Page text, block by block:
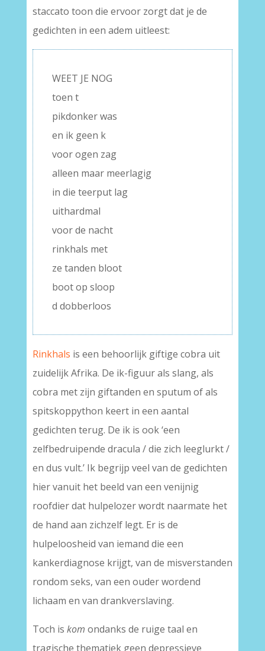
staccato toon die ervoor zorgt dat je de
gedichten in een adem uitleest:
WEET JE NOG
toen t
pikdonker was
en ik geen k
voor ogen zag
alleen maar meerlagig
in die teerput lag
uithardmal
voor de nacht
rinkhals met
ze tanden bloot
boot op sloop
d dobberloos
Rinkhals is een behoorlijk giftige cobra uit
zuidelijk Afrika. De ik-figuur als slang, als
cobra met zijn giftanden en sputum of als
spitskoppython keert in een aantal
gedichten terug. De ik is ook ‘een
zelfbedruipende dracula / die zich leeglurkt /
en dus vult.’ Ik begrijp veel van de gedichten
hier vanuit het beeld van een venijnig
roofdier dat hulpelozer wordt naarmate het
de hand aan zichzelf legt. Er is de
hulpeloosheid van iemand die een
kankerdiagnose krijgt, van de misverstanden
rondom seks, van een ouder wordend
lichaam en van drankverslaving.
Toch is kom ondanks de ruige taal en
tragische thematiek geen depressieve